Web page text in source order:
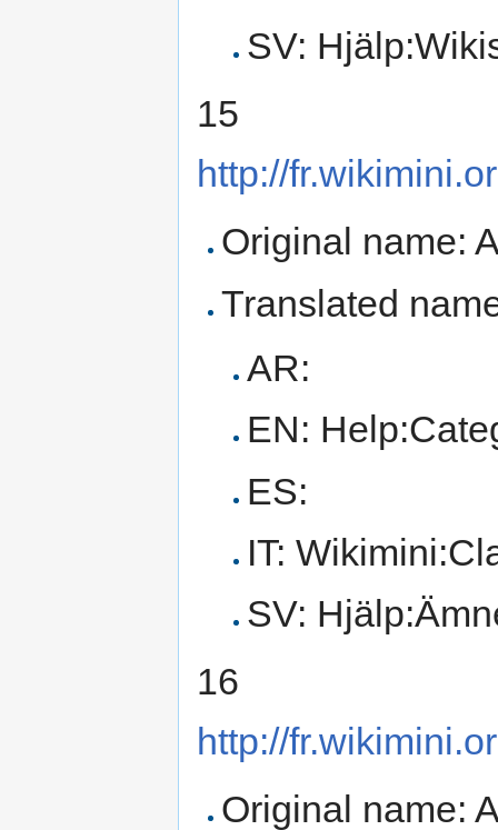
SV:
15
http://
Original name:
Translated
AR:
EN:
ES:
IT:
SV:
16
http://
Original name: